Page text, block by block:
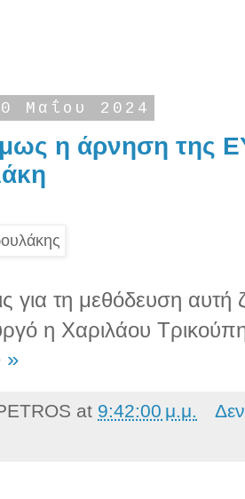
Μαΐου 2024
η άρνηση της
για τη μεθόδευση αυτή
η Χαριλάου
»
at 9:42:00 μ.μ.